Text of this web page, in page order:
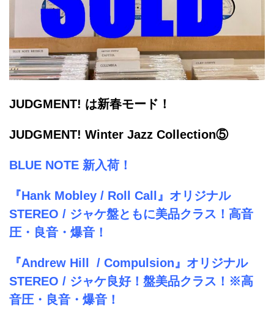
JUDGMENT! は新春モード！
JUDGMENT! Winter Jazz Collection⑤
BLUE NOTE 新入荷！
『Hank Mobley / Roll Call』オリジナル
STEREO / ジャケ盤ともに美品クラス！高音
圧・良音・爆音！
『Andrew Hill / Compulsion』オリジナル
STEREO / ジャケ良好！盤美品クラス！ ※高
音圧・良音・爆音！